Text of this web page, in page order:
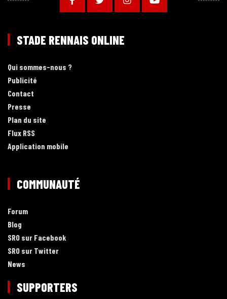
STADE RENNAIS ONLINE
Qui sommes-nous ?
Publicité
Contact
Presse
Plan du site
Flux RSS
Application mobile
COMMUNAUTÉ
Forum
Blog
SRO sur Facebook
SRO sur Twitter
News
SUPPORTERS